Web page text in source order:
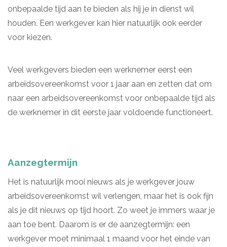
onbepaalde tijd aan te bieden als hij je in dienst wil
houden. Een werkgever kan hier natuurlijk ook eerder
voor kiezen.
Veel werkgevers bieden een werknemer eerst een
arbeidsovereenkomst voor 1 jaar aan en zetten dat om
naar een arbeidsovereenkomst voor onbepaalde tijd als
de werknemer in dit eerste jaar voldoende functioneert.
Aanzegtermijn
Het is natuurlijk mooi nieuws als je werkgever jouw
arbeidsovereenkomst wil verlengen, maar het is ook fijn
als je dit nieuws op tijd hoort. Zo weet je immers waar je
aan toe bent. Daarom is er de aanzegtermijn: een
werkgever moet minimaal 1 maand voor het einde van